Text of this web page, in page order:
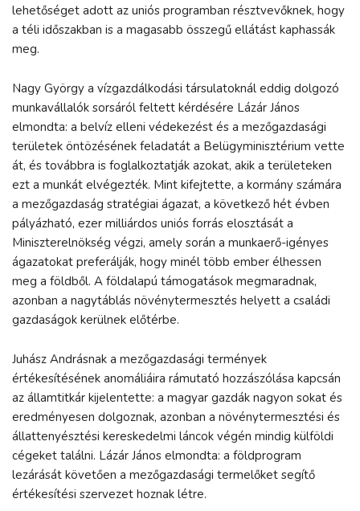
lehetőséget adott az uniós programban résztvevőknek, hogy
a téli időszakban is a magasabb összegű ellátást kaphassák
meg.
Nagy György a vízgazdálkodási társulatoknál eddig dolgozó
munkavállalók sorsáról feltett kérdésére Lázár János
elmondta: a belvíz elleni védekezést és a mezőgazdasági
területek öntözésének feladatát a Belügyminisztérium vette
át, és továbbra is foglalkoztatják azokat, akik a területeken
ezt a munkát elvégezték. Mint kifejtette, a kormány számára
a mezőgazdaság stratégiai ágazat, a következő hét évben
pályázható, ezer milliárdos uniós forrás elosztását a
Miniszterelnökség végzi, amely során a munkaerő-igényes
ágazatokat preferálják, hogy minél több ember élhessen
meg a földből. A földalapú támogatások megmaradnak,
azonban a nagytáblás növénytermesztés helyett a családi
gazdaságok kerülnek előtérbe.
Juhász Andrásnak a mezőgazdasági termények
értékesítésének anomáliáira rámutató hozzászólása kapcsán
az államtitkár kijelentette: a magyar gazdák nagyon sokat és
eredményesen dolgoznak, azonban a növénytermesztési és
állattenyésztési kereskedelmi láncok végén mindig külföldi
cégeket találni. Lázár János elmondta: a földprogram
lezárását követően a mezőgazdasági termelőket segítő
értékesítési szervezet hoznak létre.